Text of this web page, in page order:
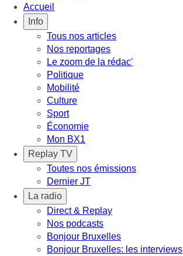
Accueil
Info
Tous nos articles
Nos reportages
Le zoom de la rédac'
Politique
Mobilité
Culture
Sport
Économie
Mon BX1
Replay TV
Toutes nos émissions
Dernier JT
La radio
Direct & Replay
Nos podcasts
Bonjour Bruxelles
Bonjour Bruxelles: les interviews